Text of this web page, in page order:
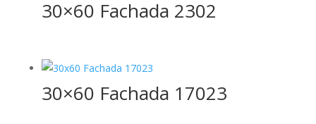
30×60 Fachada 2302
30×60 Fachada 17023